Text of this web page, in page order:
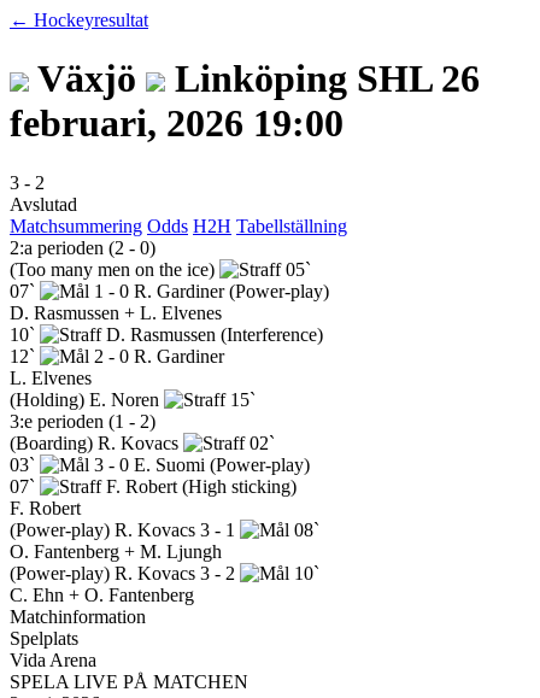
← Hockeyresultat
Växjö Linköping SHL 26
februari, 2026 19:00
3 - 2
Avslutad
Matchsummering Odds H2H Tabellställning
2:a perioden (2 - 0)
(Too many men on the ice)
05`
07`
1 - 0 R. Gardiner(Power-play)
D. Rasmussen + L. Elvenes
10`
D. Rasmussen (Interference)
12`
2 - 0 R. Gardiner
L. Elvenes
(Holding) E. Noren
15`
3:e perioden (1 - 2)
(Boarding) R. Kovacs
02`
03`
3 - 0 E. Suomi (Power-play)
07`
F. Robert (High sticking)
F. Robert
(Power-play) R. Kovacs 3 - 1
08`
O. Fantenberg + M. Ljungh
(Power-play) R. Kovacs 3 - 2
10`
C. Ehn + O. Fantenberg
Matchinformation
Spelplats
Vida Arena
SPELA LIVE PÅ MATCHEN